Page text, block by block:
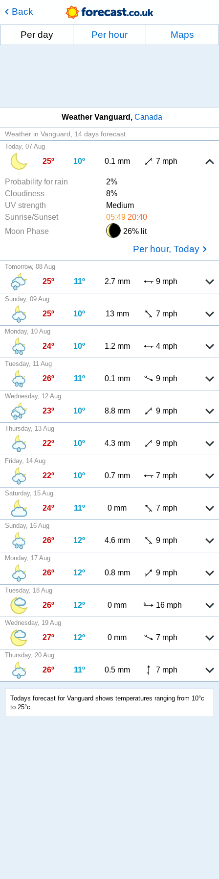
Back
Per day Per hour Maps
Weather Vanguard Canada
Weather in Vanguard 14 days forecast
Today, 07 Aug
25º 10º 0.1 mm 7 mph
Probability for rain
2%
Cloudiness
8%
UV strength
Medium
Sunrise/Sunset
05:49 20:40
Moon Phase
26% lit
Per hour, Today
Tomorrow, 08 Aug
25º 11º 2.7 mm 9 mph
Sunday, 09 Aug
25º 10º 13 mm 7 mph
Monday, 10 Aug
24º 10º 1.2 mm 4 mph
Tuesday, 11 Aug
26º 11º 0.1 mm 9 mph
Wednesday, 12 Aug
23º 10º 8.8 mm 9 mph
Thursday, 13 Aug
22º 10º 4.3 mm 9 mph
Friday, 14 Aug
22º 10º 0.7 mm 7 mph
Saturday, 15 Aug
24º 11º 0 mm 7 mph
Sunday, 16 Aug
26º 12º 4.6 mm 9 mph
Monday, 17 Aug
26º 12º 0.8 mm 9 mph
Tuesday, 18 Aug
26º 12º 0 mm 16 mph
Wednesday, 19 Aug
27º 12º 0 mm 7 mph
Thursday, 20 Aug
26º 11º 0.5 mm 7 mph
Todays forecast for Vanguard shows temperatures ranging from 10°c
to 25°c.